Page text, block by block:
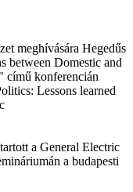
meghívására Hegedűs
between Domestic and
című konferencián
Lessons learned
a General Electric
a budapesti